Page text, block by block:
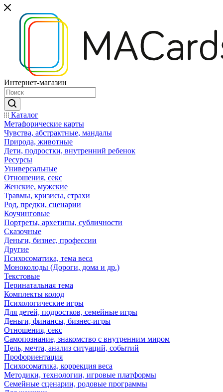
Интернет-магазин
Каталог
Mетафорические карты
Чувства, абстрактные, мандалы
Природа, животные
Дети, подростки, внутренний ребенок
Ресурсы
Универсальные
Отношения, секс
Женские, мужские
Травмы, кризисы, страхи
Род, предки, сценарии
Коучинговые
Портреты, архетипы, субличности
Сказочные
Деньги, бизнес, профессии
Другие
Психосоматика, тема веса
Моноколоды (Дороги, дома и др.)
Текстовые
Перинатальная тема
Комплекты колод
Психологические игры
Для детей, подростков, семейные игры
Деньги, финансы, бизнес-игры
Отношения, секс
Самопознание, знакомство с внутренним миром
Цель, мечта, анализ ситуаций, событий
Профориентация
Психосоматика, коррекция веса
Методики, технологии, игровые платформы
Семейные сценарии, родовые программы